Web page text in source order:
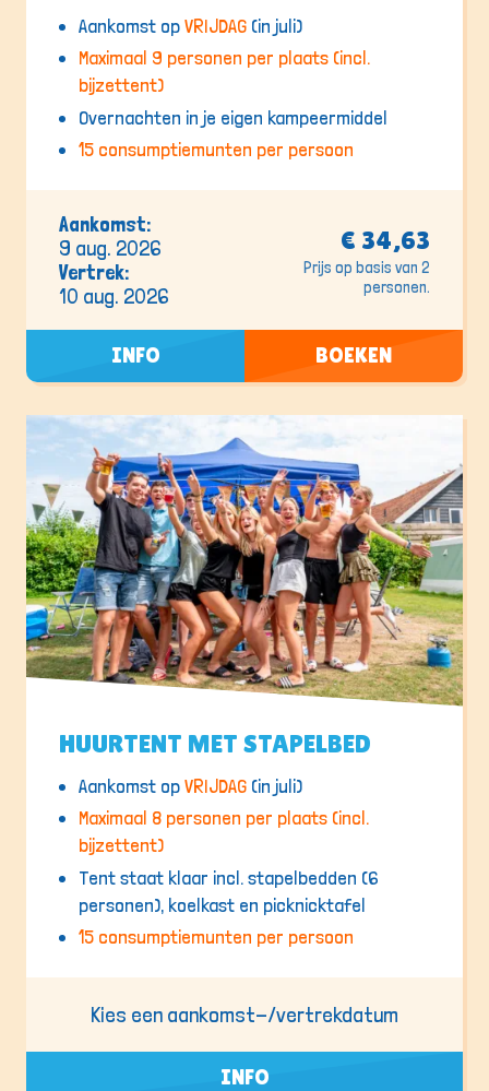
HUURTENT MET STAPELBED
Aankomst opVRIJDAG (in juli)
Maximaal 8 personen per plaats (incl.
bijzettent)
Tent staat klaar incl. stapelbedden (6
personen), koelkast en picknicktafel
15 consumptiemunten per persoon
Kies een aankomst-/vertrekdatum
INFO
Aankomst opVRIJDAG (in juli)
Maximaal 9 personen per plaats (incl.
bijzettent)
Overnachten in je eigen kampeermiddel
15 consumptiemunten per persoon
Aankomst:
9 aug. 2026
Vertrek:
10 aug. 2026
€ 34,63
Prijs op basis van 2
personen.
INFO BOEKEN